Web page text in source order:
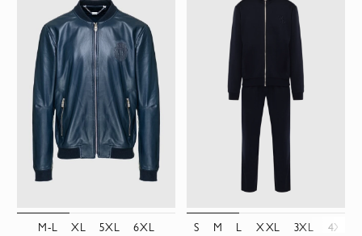
M-L XL 5XL 6XL S M L XXL 3XL 4XL